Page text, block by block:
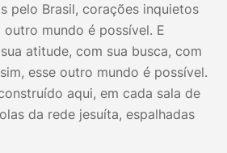
pelo Brasil, corações inquietos
outro mundo é possível. E
atitude, com sua busca, com
esse outro mundo é possível.
aqui, em cada sala de
da rede jesuíta, espalhadas